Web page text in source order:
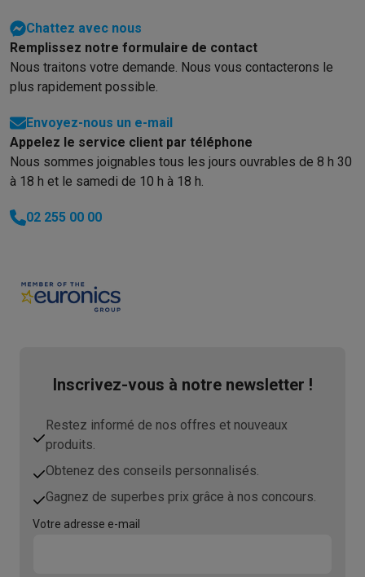
Chattez avec nous
Remplissez notre formulaire de contact
Nous traitons votre demande. Nous vous contacterons le
plus rapidement possible.
Envoyez-nous un e-mail
Appelez le service client par téléphone
Nous sommes joignables tous les jours ouvrables de 8 h 30
à 18 h et le samedi de 10 h à 18 h.
02 255 00 00
Inscrivez-vous à notre newsletter !
Restez informé de nos offres et nouveaux
produits.
Obtenez des conseils personnalisés.
Gagnez de superbes prix grâce à nos concours.
Votre adresse e-mail